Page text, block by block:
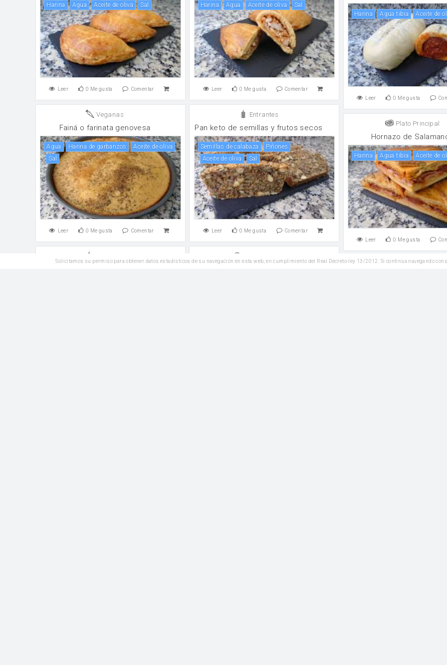
harina agua aceite de oliva sal
Leer 0 Me gusta Comentar
harina agua aceite de oliva sal
Leer 0 Me gusta Comentar
harina Agua tibia aceite de
Leer 0 Me gusta
Veganas
Fainá o farinata genovesa
agua Harina de garbanzos
aceite de oliva
sal
Leer 0 Me gusta Comentar
Entrantes
Pan keto de semillas y frutos secos
semillas de calabaza
Piñones
aceite de oliva
sal
Leer 0 Me gusta Comentar
Plato Principal
Hornazo de
harina Agua tibia aceite de
Leer 0 Me gusta
Entrantes
Solicitamos su permiso para obtener datos estadísticos de su navegación en esta web, en cumplimiento del Real Decreto-ley 13/2012. Si continúa navegando